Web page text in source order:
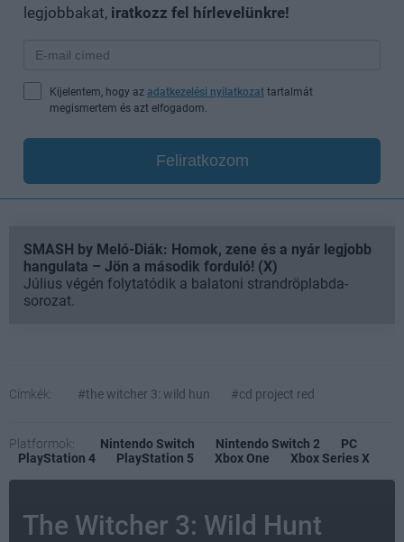
legjobbakat, iratkozz fel hírlevelünkre!
Kijelentem, hogy az adatkezelési nyilatkozat tartalmát
megismertem és azt elfogadom.
Feliratkozom
SMASH by Meló-Diák: Homok, zene és a nyár legjobb
hangulata – Jön a második forduló! (X)
Július végén folytatódik a balatoni strandröplabda-
sorozat.
Címkék: #the witcher 3: wild hun #cd project red
Platformok: Nintendo Switch Nintendo Switch 2
PC
PlayStation 4
PlayStation 5 Xbox One Xbox Series X
The Witcher 3: Wild Hunt